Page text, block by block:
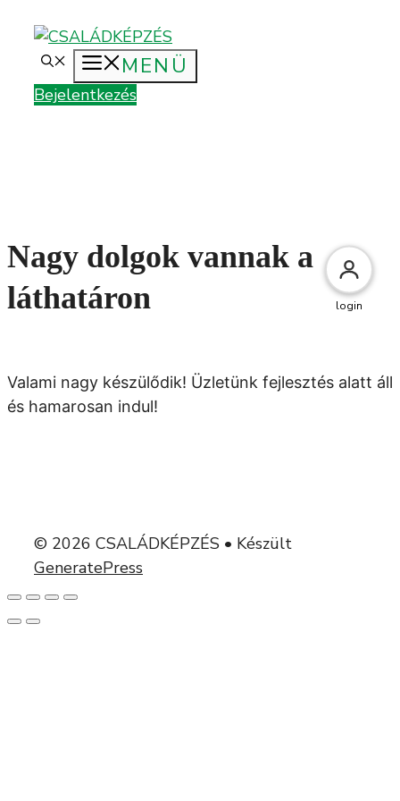
tartalomba
MENÜ
Bejelentkezés
Nagy dolgok vannak a
láthatáron
Valami nagy készülődik! Üzletünk fejlesztés alatt áll
és hamarosan indul!
© 2026 CSALÁDKÉPZÉS • Készült
GeneratePress
login